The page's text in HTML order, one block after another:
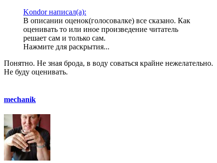
Kondor написал(а):
В описании оценок(голосовалке) все сказано. Как
оценивать то или иное произведение читатель
решает сам и только сам.
Нажмите для раскрытия...
Понятно. Не зная брода, в воду соваться крайне нежелательно.
Не буду оценивать.
mechanik